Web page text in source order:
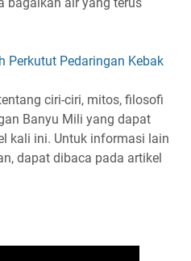
Perkutut Pedaringan Kebak
ciri-ciri, mitos, filosofi
Banyu Mili yang dapat
kali ini. Untuk informasi lain
dapat dibaca pada artikel